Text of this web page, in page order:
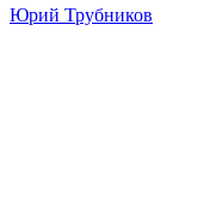
Юрий Трубников